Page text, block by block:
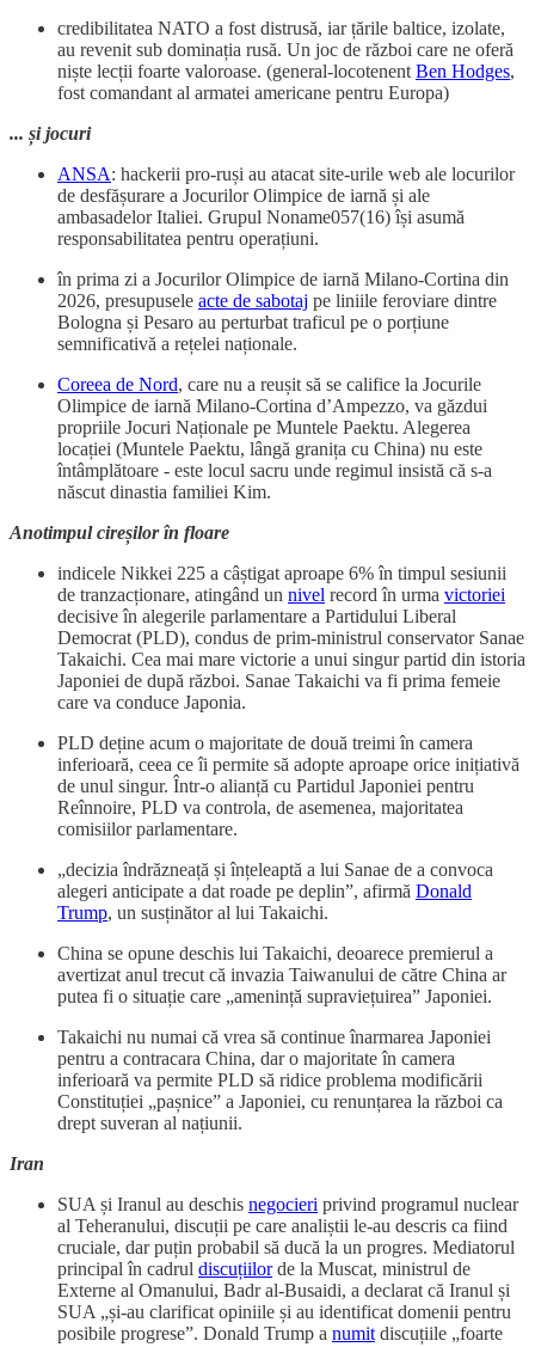
credibilitatea NATO a fost distrusă, iar țările baltice, izolate,
au revenit sub dominația rusă. Un joc de război care ne oferă
niște lecții foarte valoroase. (general-locotenent Ben Hodges,
fost comandant al armatei americane pentru Europa)
... și jocuri
ANSA: hackerii pro-ruși au atacat site-urile web ale locurilor
de desfășurare a Jocurilor Olimpice de iarnă și ale
ambasadelor Italiei. Grupul Noname057(16) își asumă
responsabilitatea pentru operațiuni.
în prima zi a Jocurilor Olimpice de iarnă Milano-Cortina din
2026, presupusele acte de sabotaj pe liniile feroviare dintre
Bologna și Pesaro au perturbat traficul pe o porțiune
semnificativă a rețelei naționale.
Coreea de Nord, care nu a reușit să se califice la Jocurile
Olimpice de iarnă Milano-Cortina d’Ampezzo, va găzdui
propriile Jocuri Naționale pe Muntele Paektu. Alegerea
locației (Muntele Paektu, lângă granița cu China) nu este
întâmplătoare - este locul sacru unde regimul insistă că s-a
născut dinastia familiei Kim.
Anotimpul cireșilor în floare
indicele Nikkei 225 a câștigat aproape 6% în timpul sesiunii
de tranzacționare, atingând un nivel record în urma victoriei
decisive în alegerile parlamentare a Partidului Liberal
Democrat (PLD), condus de prim-ministrul conservator Sanae
Takaichi. Cea mai mare victorie a unui singur partid din istoria
Japoniei de după război. Sanae Takaichi va fi prima femeie
care va conduce Japonia.
PLD deține acum o majoritate de două treimi în camera
inferioară, ceea ce îi permite să adopte aproape orice inițiativă
de unul singur. Într-o alianță cu Partidul Japoniei pentru
Reînnoire, PLD va controla, de asemenea, majoritatea
comisiilor parlamentare.
„decizia îndrăzneață și înțeleaptă a lui Sanae de a convoca
alegeri anticipate a dat roade pe deplin”, afirmă Donald
Trump, un susținător al lui Takaichi.
China se opune deschis lui Takaichi, deoarece premierul a
avertizat anul trecut că invazia Taiwanului de către China ar
putea fi o situație care „amenință supraviețuirea” Japoniei.
Takaichi nu numai că vrea să continue înarmarea Japoniei
pentru a contracara China, dar o majoritate în camera
inferioară va permite PLD să ridice problema modificării
Constituției „pașnice” a Japoniei, cu renunțarea la război ca
drept suveran al națiunii.
Iran
SUA și Iranul au deschis negocieri privind programul nuclear
al Teheranului, discuții pe care analiștii le-au descris ca fiind
cruciale, dar puțin probabil să ducă la un progres. Mediatorul
principal în cadrul discuțiilorde la Muscat, ministrul de
Externe al Omanului, Badr al-Busaidi, a declarat că Iranul și
SUA „și-au clarificat opiniile și au identificat domenii pentru
posibile progrese”. Donald Trump a numit discuțiile „foarte